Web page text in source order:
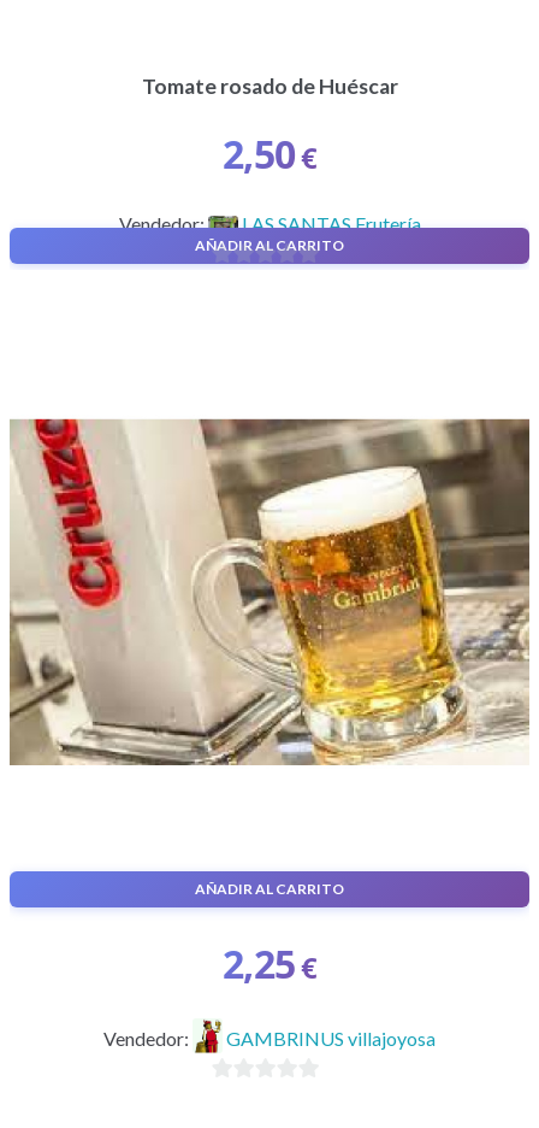
Tomate rosado de Huéscar
2,50€
AÑADIR AL CARRITO
Vendedor: LAS SANTAS Frutería
Jarra de Cerveza cruzcampo
2,25€
AÑADIR AL CARRITO
Vendedor: GAMBRINUS villajoyosa